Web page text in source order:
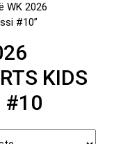
WK 2026
#10”
KIDS
#10